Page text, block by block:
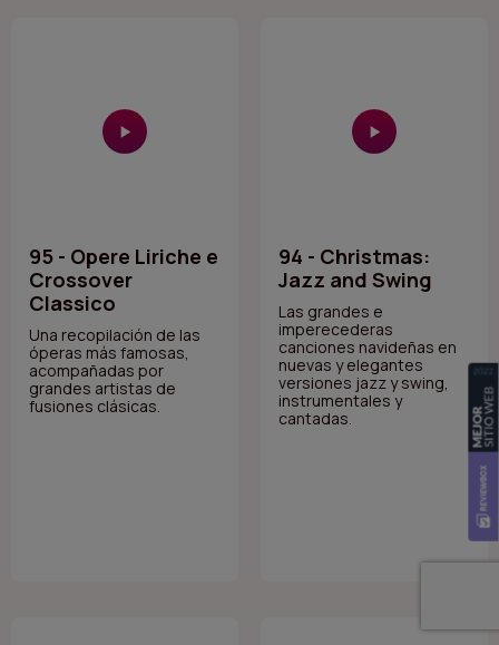
95 - Opere Liriche e
Crossover
Classico
Una recopilación de las
óperas más famosas,
acompañadas por
grandes artistas de
fusiones clásicas.
94 - Christmas:
Jazz and Swing
Las grandes e
imperecederas
canciones navideñas en
nuevas y elegantes
versiones jazz y swing,
instrumentales y
cantadas.